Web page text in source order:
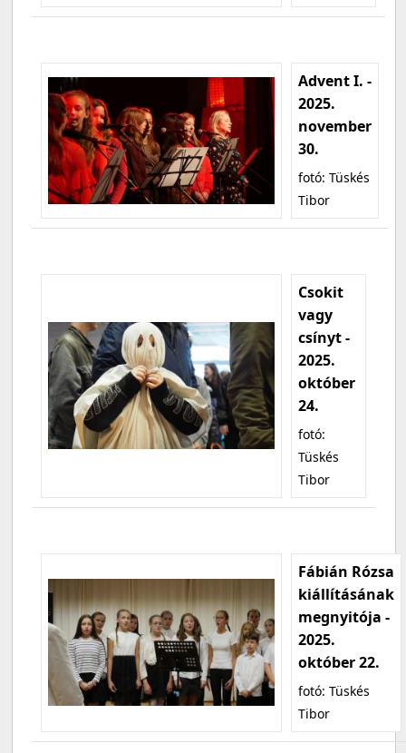
Advent I. -
2025.
november
30.
fotó: Tüskés
Tibor
Csokit
vagy
csínyt -
2025.
október
24.
fotó:
Tüskés
Tibor
Fábián Rózsa
kiállításának
megnyitója -
2025.
október 22.
fotó: Tüskés
Tibor